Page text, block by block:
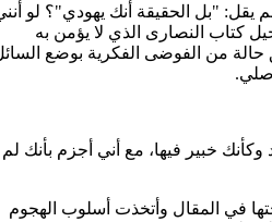
يقل: "بل الحقيقة أنك يهودي"؟ لو
كتاب النصارى الذي لا يؤمن به
حالة من الفوضى الفكرية بوضع
خبير فيها، مع أني أجزم بأنك لم
في المقال وأتخذت أسلوب الهجوم